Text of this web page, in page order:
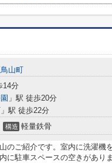
鳥山町
14分
」駅 徒歩20分
」駅 徒歩22分
構造 軽量鉄骨
のご紹介です。室内に洗濯機
に駐車スペースの空きがあり